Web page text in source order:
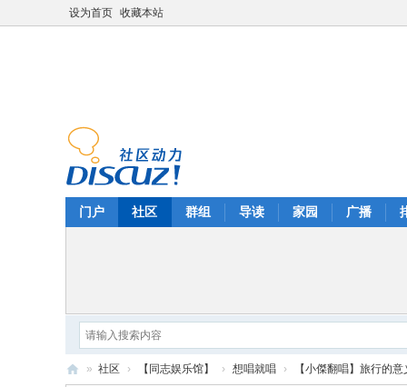
设为首页 收藏本站
门户 社区 群组 导读 家园 广播
» 社区 › 【同志娱乐馆】 › 想唱就唱 › 【小傑翻唱】旅行的意